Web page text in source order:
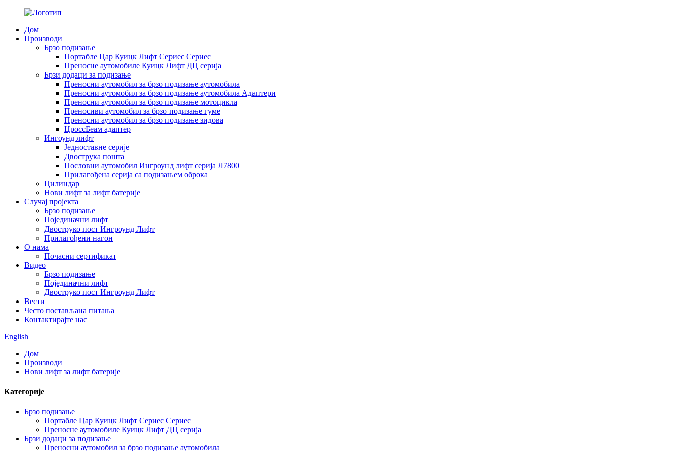
Дом
Производи
Брзо подизање
Портабле Цар Куицк Лифт Сериес Сериес
Преносне аутомобиле Куицк Лифт ДЦ серија
Брзи додаци за подизање
Преносни аутомобил за брзо подизање аутомобила
Преносни аутомобил за брзо подизање аутомобила Адаптери
Преносни аутомобил за брзо подизање мотоцикла
Преносиви аутомобил за брзо подизање гуме
Преносни аутомобил за брзо подизање зидова
ЦроссБеам адаптер
Ингоунд лифт
Једноставне серије
Двострука пошта
Пословни аутомобил Ингроунд лифт серија Л7800
Прилагођена серија са подизањем оброка
Цилиндар
Нови лифт за лифт батерије
Случај пројекта
Брзо подизање
Појединачни лифт
Двоструко пост Ингроунд Лифт
Прилагођени нагон
О нама
Почасни сертификат
Видео
Брзо подизање
Појединачни лифт
Двоструко пост Ингроунд Лифт
Вести
Често постављана питања
Контактирајте нас
English
Дом
Производи
Нови лифт за лифт батерије
Категорије
Брзо подизање
Портабле Цар Куицк Лифт Сериес Сериес
Преносне аутомобиле Куицк Лифт ДЦ серија
Брзи додаци за подизање
Преносни аутомобил за брзо подизање аутомобила